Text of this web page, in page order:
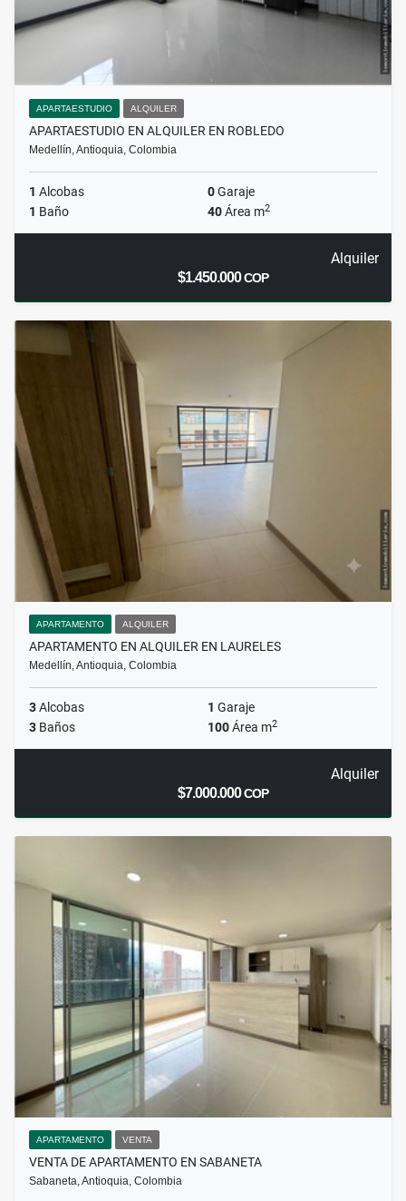
APARTAESTUDIO ALQUILER
APARTAESTUDIO EN ALQUILER EN ROBLEDO
Medellín, Antioquia, Colombia
1 Alcobas 0Garaje
1 Baño 40Área m2
Alquiler
$1.450.000COP
APARTAMENTO ALQUILER
APARTAMENTO EN ALQUILER EN LAURELES
Medellín, Antioquia, Colombia
3Alcobas 1 Garaje
3 Baños 100Área m2
Alquiler
$7.000.000COP
APARTAMENTO VENTA
VENTA DE APARTAMENTO EN SABANETA
Sabaneta, Antioquia, Colombia